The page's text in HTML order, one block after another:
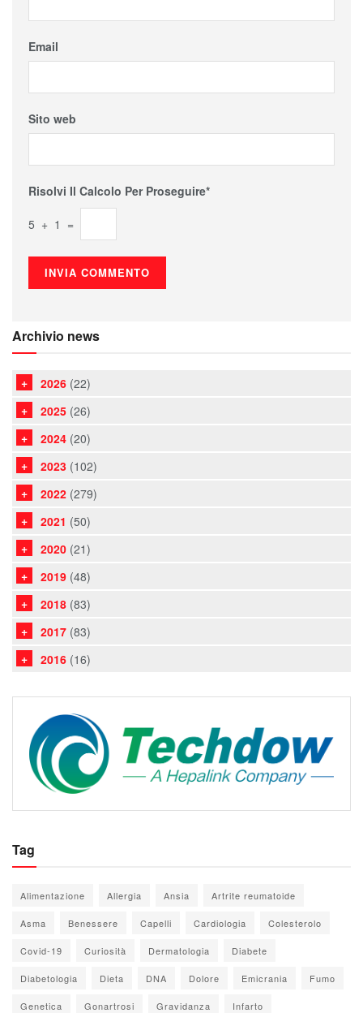
Email
Sito web
Risolvi Il Calcolo Per Proseguire*
5 + 1 =
Archivio news
2026 (22)
2025 (26)
2024 (20)
2023 (102)
2022 (279)
2021 (50)
2020 (21)
2019 (48)
2018 (83)
2017 (83)
2016 (16)
Tag
Alimentazione Allergia Ansia Artrite reumatoide
Asma Benessere Capelli Cardiologia Colesterolo
Covid-19 Curiosità Dermatologia Diabete
Diabetologia Dieta DNA Dolore Emicrania Fumo
Genetica Gonartrosi Gravidanza Infarto